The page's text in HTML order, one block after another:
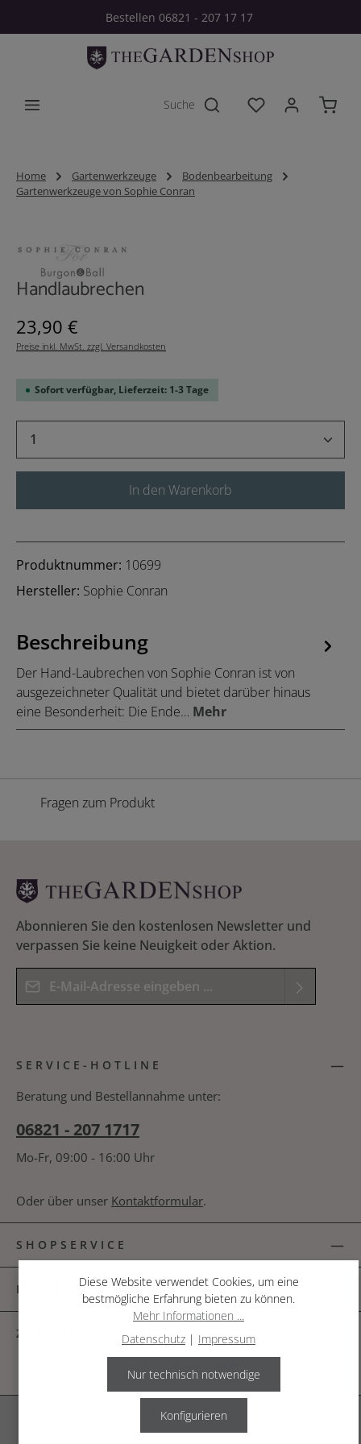
Zum Hauptinhalt springenBestellen 06821 - 207 17 17
Du hast 0
Home Gartenwerkzeuge
Bodenbearbeitung
Gartenwerkzeuge von Sophie Conran
Handlaubrechen
Regulärer Preis:
23,90 €
Preise inkl. MwSt. zzgl. Versandkosten
Sofort verfügbar, Lieferzeit: 1-3 Tage
Produkt Anzahl: Gib den gewünschten
In den Warenkorb
Produktnummer: 10699
Hersteller: Sophie Conran
Beschreibung
Der Hand-Laubrechen von Sophie Conran ist von
ausgezeichneter Qualität und bietet darüber hinaus
eine Besonderheit: Die Ende… Mehr
Fragen zum Produkt
Abonnieren Sie den kostenlosen Newsletter und
verpassen Sie keine Neuigkeit oder Aktion.
E-Mail-Adresse*
Kenntnis genommen und die
Bitte geben Sie das Ergebnis der Gleichung in das
nachfolgende Textfeld ein. *
SERVICE-HOTLINE
Beratung und Bestellannahme unter:
06821 - 207 1717
Mo-Fr, 09:00 - 16:00 Uhr
Oder über unser Kontaktformular.
SHOPSERVICE
INFORMATIONEN
ZAHLUNGSARTEN
Alle Preise inkl. gesetzl. Mehrwertsteuer zzgl.
Diese Website verwendet Cookies, um eine
bestmögliche Erfahrung bieten zu können.
Mehr Informationen ...
Datenschutz | Impressum
Nur technisch notwendige
Konfigurieren